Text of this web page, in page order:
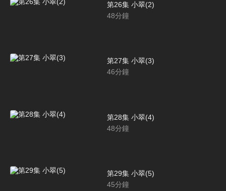
第26集 小翠(2)
48分鐘
第27集 小翠(3)
46分鐘
第28集 小翠(4)
48分鐘
第29集 小翠(5)
45分鐘